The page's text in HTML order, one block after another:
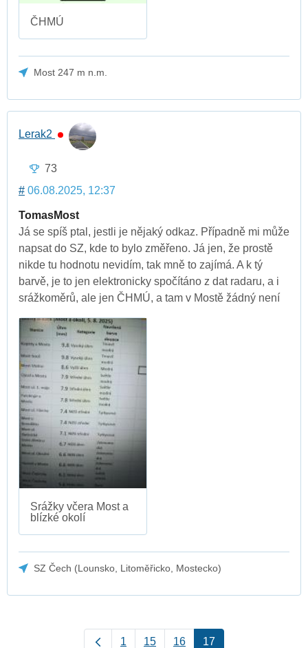
ČHMÚ
Most 247 m n.m.
Lerak2
73
# 06.08.2025, 12:37
TomasMost
Já se spíš ptal, jestli je nějaký odkaz. Případně mi může
napsat do SZ, kde to bylo změřeno. Já jen, že prostě
nikde tu hodnotu nevidím, tak mně to zajímá. A k tý
barvě, je to jen elektronicky spočítáno z dat radaru, a i
srážkoměrů, ale jen ČHMÚ, a tam v Mostě žádný není
Srážky včera Most a
blízké okolí
SZ Čech (Lounsko, Litoměřicko, Mostecko)
1 15 16 17